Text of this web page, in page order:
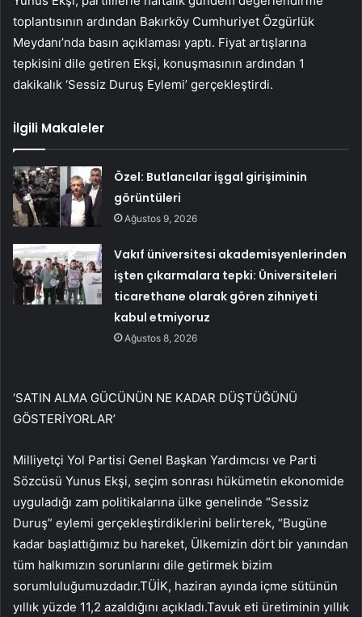
toplantısının ardından Bakırköy Cumhuriyet Özgürlük
Meydanı’nda basın açıklaması yaptı. Fiyat artışlarına
tepkisini dile getiren Ekşi, konuşmasının ardından 1
dakikalık ‘Sessiz Duruş Eylemi’ gerçekleştirdi.
İlgili Makaleler
Özel: Butlancılar işgal girişiminin
görüntüleri
Ağustos 9, 2026
Vakıf üniversitesi akademisyenlerinden
işten çıkarmalara tepki: Üniversiteleri
ticarethane olarak gören zihniyeti
kabul etmiyoruz
Ağustos 8, 2026
‘SATIN ALMA GÜCÜNÜN NE KADAR DÜŞTÜĞÜNÜ
GÖSTERİYORLAR’
Milliyetçi Yol Partisi Genel Başkan Yardımcısı ve Parti
Sözcüsü Yunus Ekşi, seçim sonrası hükümetin ekonomide
uyguladığı zam politikalarına ülke genelinde “Sessiz
Duruş” eylemi gerçekleştirdiklerini belirterek, “Bugüne
kadar başlattığımız bu hareket, Ülkemizin dört bir yanından
tüm halkımızın sorunlarını dile getirmek bizim
sorumluluğumuzdadır.TÜİK, haziran ayında içme sütünün
yıllık yüzde 11,2 azaldığını açıkladı.Tavuk eti üretiminin yıllık